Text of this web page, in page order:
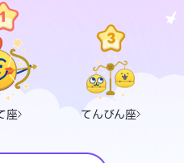
座 てんびん座